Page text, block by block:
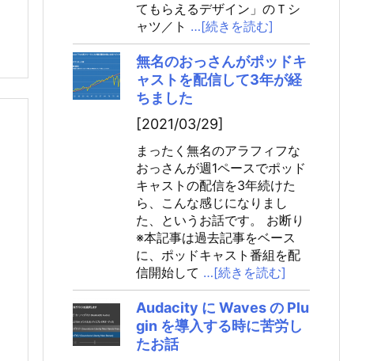
てもらえるデザイン」のＴシ
ャツ／ト …[続きを読む]
無名のおっさんがポッドキ
ャストを配信して3年が経
ちました
[2021/03/29]
まったく無名のアラフィフな
おっさんが週1ペースでポッド
キャストの配信を3年続けた
ら、こんな感じになりまし
た、というお話です。 お断り
※本記事は過去記事をベース
に、ポッドキャスト番組を配
信開始して …[続きを読む]
Audacity に Waves の Plu
gin を導入する時に苦労し
たお話